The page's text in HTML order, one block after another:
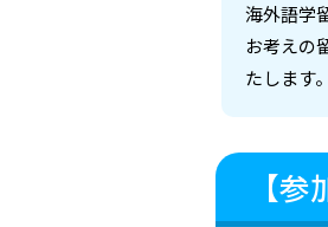
海外語学
お考えの
たします。
【